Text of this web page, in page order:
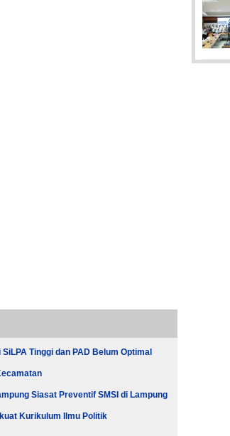
Tinggi dan PAD Belum Optimal
Siasat Preventif SMSI di Lampung
Kurikulum Ilmu Politik